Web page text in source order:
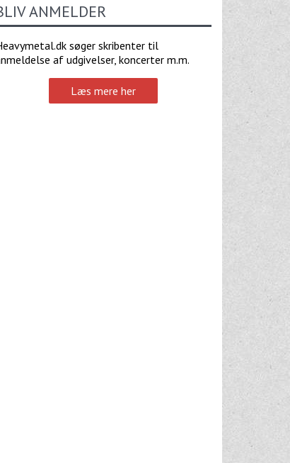
ANMELDER
søger skribenter til
af udgivelser, koncerter m.m.
Læs mere her